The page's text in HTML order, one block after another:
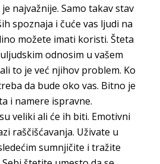
najvažnije. Samo takav stav
spoznaja i čuće vas ljudi na
možete imati koristi. Šteta
odnosim u vašem
to je već njihov problem. Ko
da bude oko vas. Bitno je
i namere ispravne.
veliki ali će ih biti. Emotivni
raščišćavanja. Uživate u
sumnjičite i tražite